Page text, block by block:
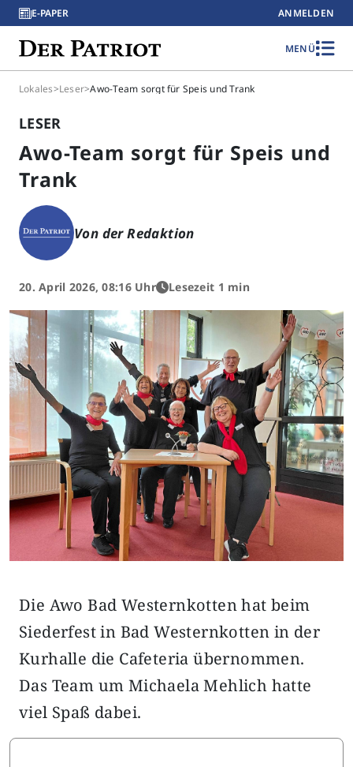
E-PAPER ANMELDEN
MENÜ
Lokales>Leser>Awo-Team sorgt für Speis und Trank
LESER
Awo-Team sorgt für Speis und
Trank
Von der Redaktion
20. April 2026, 08:16 Uhr Lesezeit 1 min
Die Awo Bad Westernkotten hat beim
Siederfest in Bad Westernkotten in der
Kurhalle die Cafeteria übernommen.
Das Team um Michaela Mehlich hatte
viel Spaß dabei.